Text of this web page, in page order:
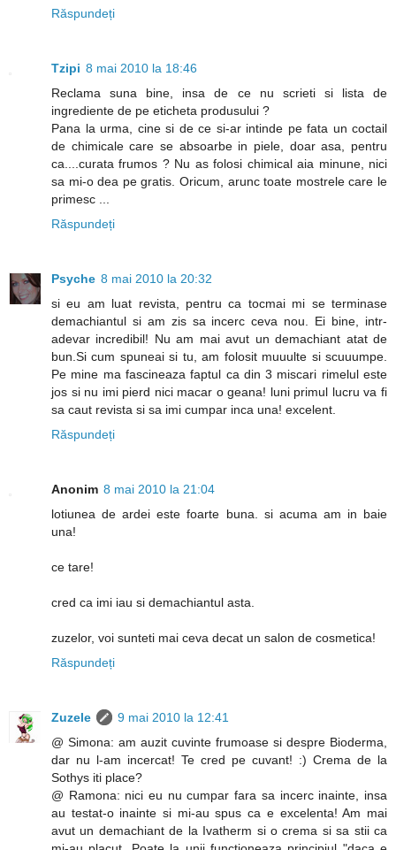
Răspundeți
Tzipi 8 mai 2010 la 18:46
Reclama suna bine, insa de ce nu scrieti si lista de
ingrediente de pe eticheta produsului ?
Pana la urma, cine si de ce si-ar intinde pe fata un coctail
de chimicale care se absoarbe in piele, doar asa, pentru
ca....curata frumos ? Nu as folosi chimical aia minune, nici
sa mi-o dea pe gratis. Oricum, arunc toate mostrele care le
primesc ...
Răspundeți
Psyche 8 mai 2010 la 20:32
si eu am luat revista, pentru ca tocmai mi se terminase
demachiantul si am zis sa incerc ceva nou. Ei bine, intr-
adevar incredibil! Nu am mai avut un demachiant atat de
bun.Si cum spuneai si tu, am folosit muuulte si scuuumpe.
Pe mine ma fascineaza faptul ca din 3 miscari rimelul este
jos si nu imi pierd nici macar o geana! luni primul lucru va fi
sa caut revista si sa imi cumpar inca una! excelent.
Răspundeți
Anonim 8 mai 2010 la 21:04
lotiunea de ardei este foarte buna. si acuma am in baie
una!
ce tare!
cred ca imi iau si demachiantul asta.
zuzelor, voi sunteti mai ceva decat un salon de cosmetica!
Răspundeți
Zuzele
9 mai 2010 la 12:41
@ Simona: am auzit cuvinte frumoase si despre Bioderma,
dar nu l-am incercat! Te cred pe cuvant! :) Crema de la
Sothys iti place?
@ Ramona: nici eu nu cumpar fara sa incerc inainte, insa
au testat-o inainte si mi-au spus ca e excelenta! Am mai
avut un demachiant de la Ivatherm si o crema si sa stii ca